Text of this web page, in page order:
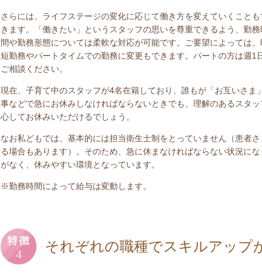
さらには、ライフステージの変化に応じて働き方を変えていくことも
きます。「働きたい」というスタッフの思いを尊重できるよう、勤務
間や勤務形態については柔軟な対応が可能です。ご要望によっては、
短勤務やパートタイムでの勤務に変更もできます。パートの方は週
ご相談ください。
現在、子育て中のスタッフが4名在籍しており、誰もが「お互いさ
事などで急にお休みしなければならないときでも、理解のあるスタ
心してお休みいただけるでしょう。
なお私どもでは、基本的には担当衛生士制をとっていません（患者
る場合もあります）。そのため、急に休まなければならない状況に
がなく、休みやすい環境となっています。
※勤務時間によって給与は変動します。
それぞれの職種でスキルアップ